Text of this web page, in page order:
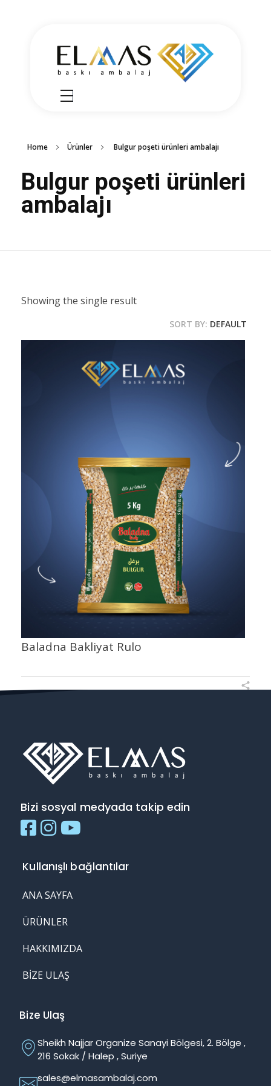
Elmas Ambalajشركة الماس امبلاج في تركيا مختصين في مجالي الطباعة والتغليف للعديد من المنتجات الغذائية والصناعية من رول التغليف وأكياس النايلون بسرعة واتقان وجودة عالية في التنفيذ ضمن أعلى المعايير العالمية وبأسعار منافسة
Home Ürünler Bulgur poşeti ürünleri ambalajı
Bulgur poşeti ürünleri
ambalajı
Showing the single result
SORT BY: DEFAULT
Baladna Bakliyat Rulo
Bizi sosyal medyada takip edin
Kullanışlı bağlantılar
ANA SAYFA
ÜRÜNLER
HAKKIMIZDA
BIZE ULAŞ
Bize Ulaş
Sheikh Najjar Organize Sanayi Bölgesi, 2. Bölge ,
216 Sokak / Halep , Suriye
sales@elmasambalaj.com